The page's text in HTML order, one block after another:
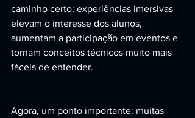
caminho certo: experiências imersivas
elevam o interesse dos alunos,
aumentam a participação em eventos e
tornam conceitos técnicos muito mais
fáceis de entender.
Agora, um ponto importante: muitas